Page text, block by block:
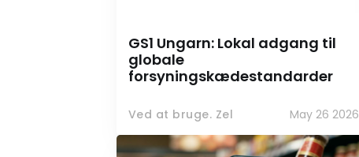
GS1 Ungarn: Lokal adgang til
globale
forsyningskædestandarder
Ved at bruge. Zel May 26 2026